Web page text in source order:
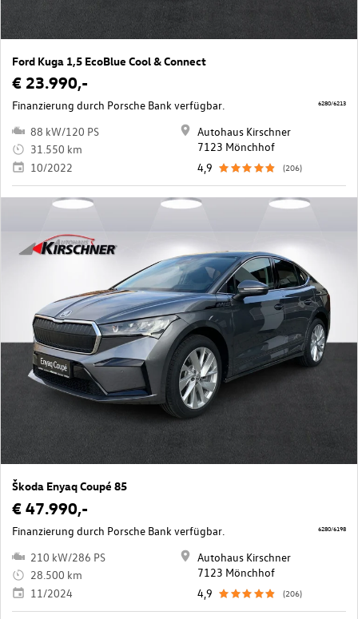
Ford Kuga 1,5 EcoBlue Cool & Connect
€ 23.990,-
Finanzierung durch Porsche Bank verfügbar.
88 kW/120 PS
31.550 km
10/2022
Autohaus Kirschner
7123 Mönchhof
4,9
(206)
6280/6213
Škoda Enyaq Coupé 85
€ 47.990,-
Finanzierung durch Porsche Bank verfügbar.
210 kW/286 PS
28.500 km
11/2024
Autohaus Kirschner
7123 Mönchhof
4,9
(206)
6280/6198